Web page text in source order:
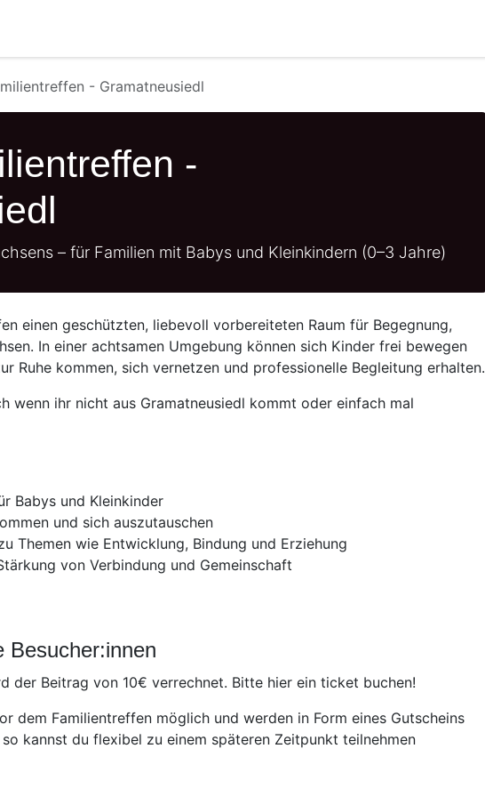
- Gramatneusiedl
-
– für Familien mit Babys und Kleinkindern (0–3 Jahre)
einen geschützten, liebevoll vorbereiteten Raum für Begegnung,
In einer achtsamen Umgebung können sich Kinder frei bewegen
Ruhe kommen, sich vernetzen und professionelle Begleitung erhalten.
wenn ihr nicht aus Gramatneusiedl kommt oder einfach mal
Babys und Kleinkinder
und sich auszutauschen
Themen wie Entwicklung, Bindung und Erziehung
von Verbindung und Gemeinschaft
Besucher:innen
der Beitrag von 10€ verrechnet. Bitte hier ein ticket buchen!
dem Familientreffen möglich und werden in Form eines Gutscheins
kannst du flexibel zu einem späteren Zeitpunkt teilnehmen